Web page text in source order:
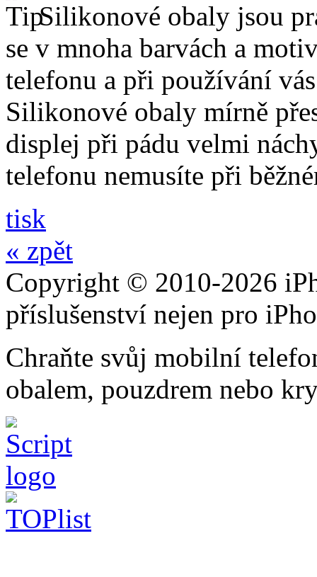
Silikonové obaly jsou
se v mnoha barvách a
telefonu a při používání
Silikonové obaly mírně
displej při pádu velmi
telefonu nemusíte při
tisk
« zpět
Copyright © 2010-2026
příslušenství nejen pro
Chraňte svůj mobilní
obalem, pouzdrem nebo